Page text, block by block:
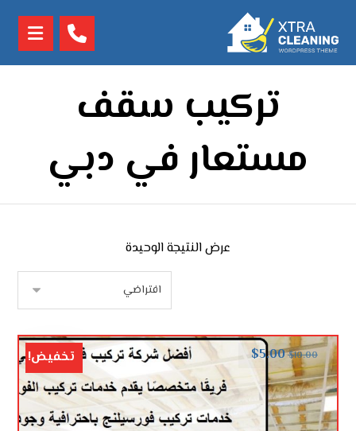
تركيب سقف
مستعار في دبي
عرض النتيجة الوحيدة
$10.00
$5.00 تخفيض!